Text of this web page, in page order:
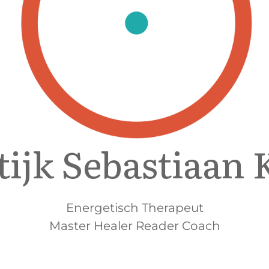
Sebastiaan
Energetisch Therapeut
Master Healer Reader Coach